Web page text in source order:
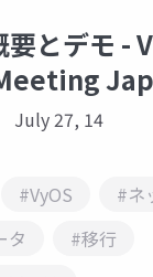
要とデモ -
July 27, 14
#VyOS
#ネ
タ
#移行